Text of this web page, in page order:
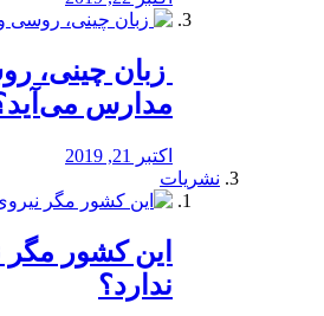
زبان چینی،
مدارس
اکتبر 21, 2019
نشریات
این کشور مگر
ندارد؟